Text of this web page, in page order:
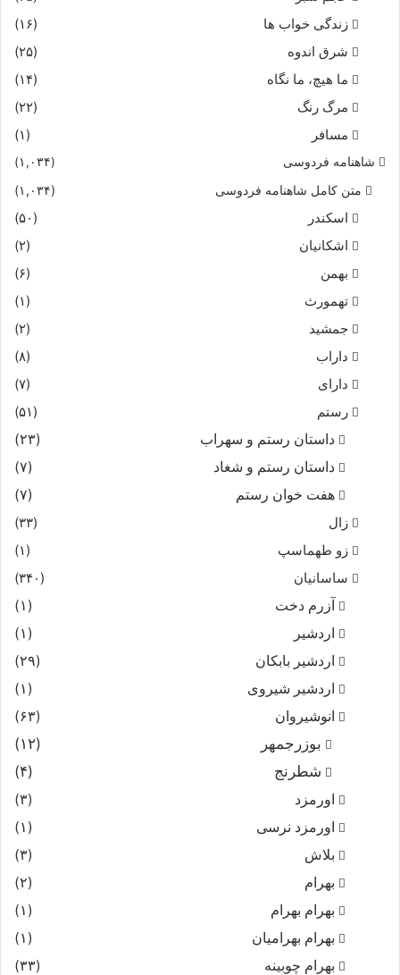
زندگی خواب ها
(۱۶)
شرق اندوه
(۲۵)
ما هیچ، ما نگاه
(۱۴)
مرگ رنگ
(۲۲)
مسافر
(۱)
شاهنامه فردوسی (۱,۰۳۴)
متن کامل شاهنامه فردوسی (۱,۰۳۴)
اسکندر
(۵۰)
اشکانیان
(۲)
بهمن
(۶)
تهمورث
(۱)
جمشید
(۲)
داراب
(۸)
دارای
(۷)
رستم
(۵۱)
داستان رستم و سهراب
(۲۳)
داستان رستم و شغاد
(۷)
هفت خوان رستم‏
(۷)
زال
(۳۳)
زو طهماسپ‏
(۱)
ساسانیان
(۳۴۰)
آزرم دخت
(۱)
اردشیر
(۱)
اردشیر بابکان
(۲۹)
اردشیر شیروی
(۱)
انوشیروان
(۶۳)
بوزرجمهر
(۱۲)
شطرنج
(۴)
اورمزد
(۳)
اورمزد نرسى‏
(۱)
بلاش
(۳)
بهرام
(۲)
بهرام بهرام
(۱)
بهرام بهرامیان‏
(۱)
بهرام چوبینه
(۳۳)